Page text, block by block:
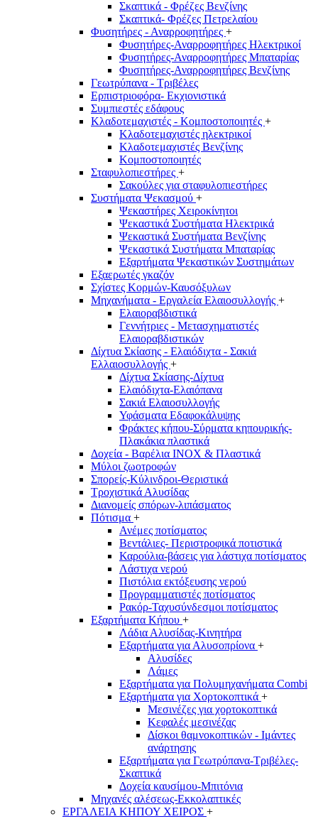
Σκαπτικά - Φρέζες Βενζίνης
Σκαπτικά- Φρέζες Πετρελαίου
Φυσητήρες - Αναρροφητήρες +
Φυσητήρες-Αναρροφητήρες Ηλεκτρικοί
Φυσητήρες-Αναρροφητήρες Μπαταρίας
Φυσητήρες-Αναρροφητήρες Βενζίνης
Γεωτρύπανα - Τριβέλες
Ερπιστριοφόρα- Εκχιονιστικά
Συμπιεστές εδάφους
Κλαδοτεμαχιστές - Κομποστοποιητές +
Κλαδοτεμαχιστές ηλεκτρικοί
Κλαδοτεμαχιστές Βενζίνης
Κομποστοποιητές
Σταφυλοπιεστήρες +
Σακούλες για σταφυλοπιεστήρες
Συστήματα Ψεκασμού +
Ψεκαστήρες Χειροκίνητοι
Ψεκαστικά Συστήματα Ηλεκτρικά
Ψεκαστικά Συστήματα Βενζίνης
Ψεκαστικά Συστήματα Μπαταρίας
Εξαρτήματα Ψεκαστικών Συστημάτων
Εξαερωτές γκαζόν
Σχίστες Κορμών-Καυσόξυλων
Μηχανήματα - Εργαλεία Ελαιοσυλλογής +
Ελαιοραβδιστικά
Γεννήτριες - Μετασχηματιστές
Ελαιοραβδιστικών
Δίχτυα Σκίασης - Ελαιόδιχτα - Σακιά
Ελλαιοσυλλογής +
Δίχτυα Σκίασης-Δίχτυα
Ελαιόδιχτα-Ελαιόπανα
Σακιά Ελαιοσυλλογής
Υφάσματα Εδαφοκάλυψης
Φράκτες κήπου-Σύρματα κηπουρικής-
Πλακάκια πλαστικά
Δοχεία - Βαρέλια INOX & Πλαστικά
Μύλοι ζωοτροφών
Σπορείς-Κύλινδροι-Θεριστικά
Τροχιστικά Αλυσίδας
Διανομείς σπόρων-λιπάσματος
Πότισμα +
Ανέμες ποτίσματος
Βεντάλιες- Περιστροφικά ποτιστικά
Καρούλια-βάσεις για λάστιχα ποτίσματος
Λάστιχα νερού
Πιστόλια εκτόξευσης νερού
Προγραμματιστές ποτίσματος
Ρακόρ-Ταχυσύνδεσμοι ποτίσματος
Εξαρτήματα Κήπου +
Λάδια Αλυσίδας-Κινητήρα
Εξαρτήματα για Αλυσοπρίονα +
Αλυσίδες
Λάμες
Εξαρτήματα για Πολυμηχανήματα Combi
Εξαρτήματα για Χορτοκοπτικά +
Μεσινέζες για χορτοκοπτικά
Κεφαλές μεσινέζας
Δίσκοι θαμνοκοπτικών - Ιμάντες
ανάρτησης
Εξαρτήματα για Γεωτρύπανα-Τριβέλες-
Σκαπτικά
Δοχεία καυσίμου-Μπιτόνια
Μηχανές αλέσεως-Εκκολαπτικές
ΕΡΓΑΛΕΙΑ ΚΗΠΟΥ ΧΕΙΡΟΣ +